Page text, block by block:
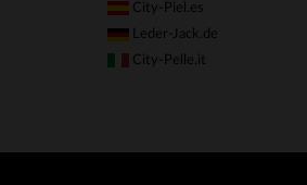
City-Piel.es
Leder-Jack.de
City-Pelle.it